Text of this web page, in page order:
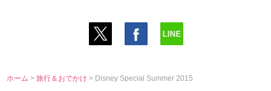
ホーム >旅行＆おでかけ> Disney Special Summer 2015